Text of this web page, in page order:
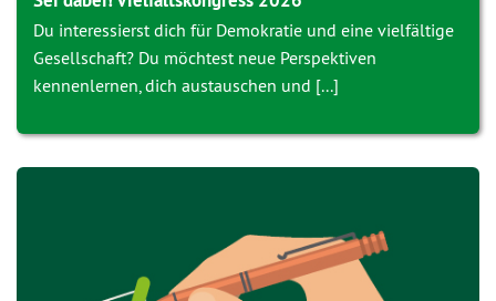
Du interessierst dich für Demokratie und eine vielfältige
Gesellschaft? Du möchtest neue Perspektiven
kennenlernen, dich austauschen und [...]